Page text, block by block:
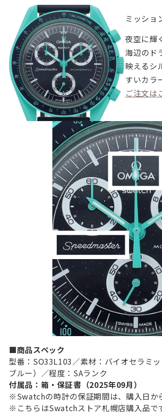
ミッショ
夜空に輝
海辺のド
映えるシ
すいカラ
ご注文は
■商品スペック
型番：SO33L103／素材：バイオセラミ
ブルー）／程度：SAランク
付属品：箱・保証書（2025年09月）
※Swatchの時計の保証期間は、購入日か
※こちらはSwatchストア札幌店購入品で